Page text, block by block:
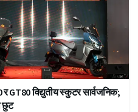
र GT80 विद्युतीय स्कुटर सार्वजनिक;
छुट